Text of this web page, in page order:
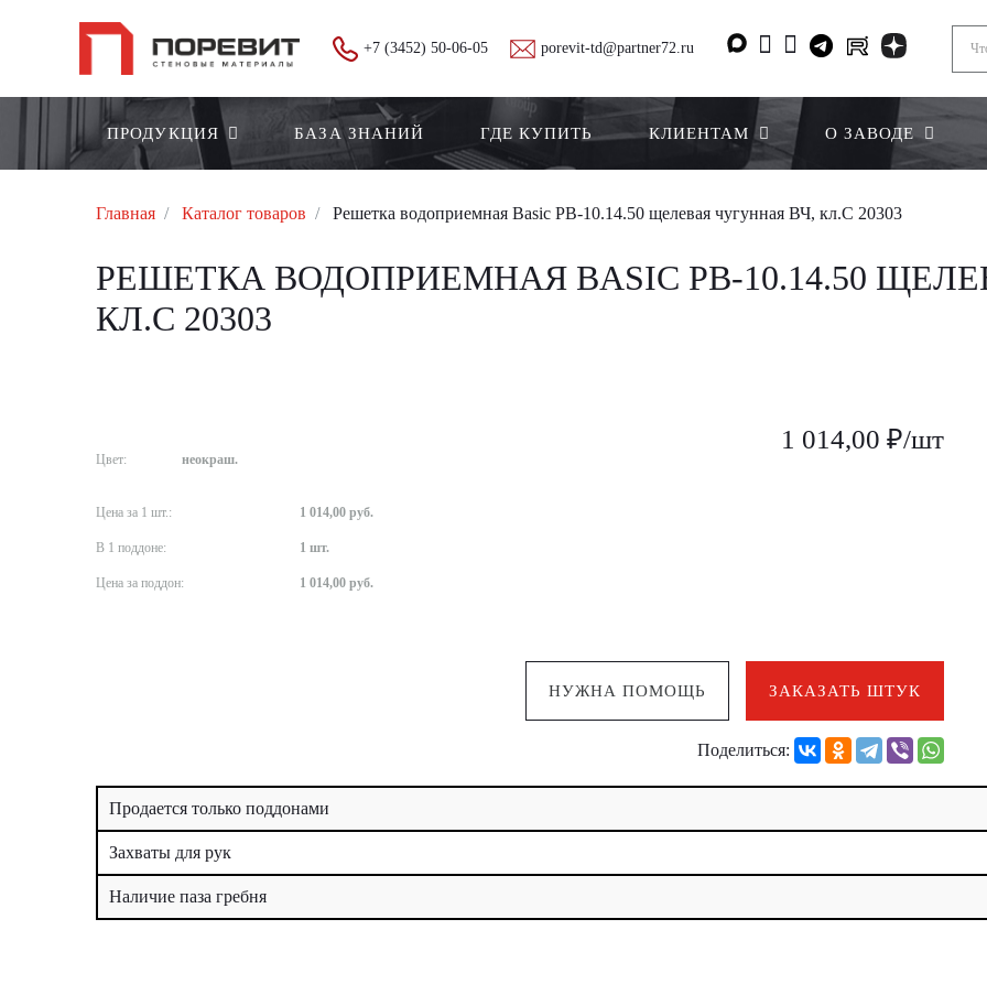
+7 (3452) 50-06-05 porevit-td@partner72.ru
ПРОДУКЦИЯ БАЗА ЗНАНИЙ ГДЕ КУПИТЬ КЛИЕНТАМ О ЗАВОДЕ
Главная Каталог товаров Решетка водоприемная Basic РВ-10.14.50 щелевая чугунная ВЧ, кл.С 20303
РЕШЕТКА ВОДОПРИЕМНАЯ BASIC РВ-10.14.50
КЛ.С 20303
Цвет: неокраш.
Цена за 1 шт.: 1 014,00 руб.
В 1 поддоне: 1 шт.
Цена за поддон: 1 014,00 руб.
1 014,00 ₽/шт
ЗАКАЗАТЬ ШТУК
НУЖНА ПОМОЩЬ
Поделиться:
Продается только поддонами
Захваты для рук
Наличие паза гребня